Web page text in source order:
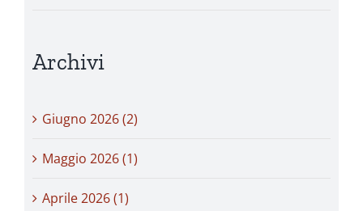
Archivi
Giugno 2026 (2)
Maggio 2026 (1)
Aprile 2026 (1)